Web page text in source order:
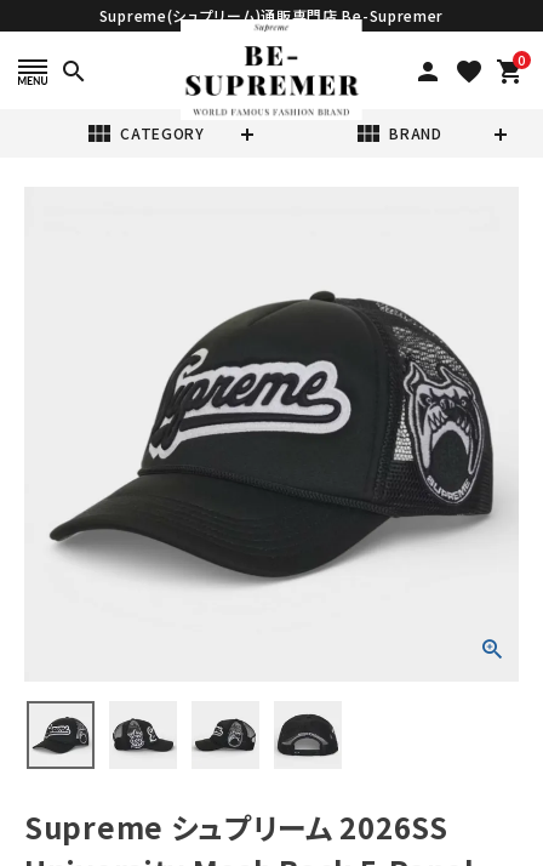
Supreme(シュプリーム)通販専門店 Be-Supremer
search person favorite 0
shopping_cart
view_module CATEGORY view_module BRAND
Supreme シュプ
リーム 2026SS
University
Mesh Back 5-
Panel Cap ユニ
バーシティ メッシ
ュバック 5パネル
¥26,980 (税込)
Tシャツ・ロングスリーブ
パーカー・トレーナー
キャップ・ハット
Supreme シュプリーム 2026SS